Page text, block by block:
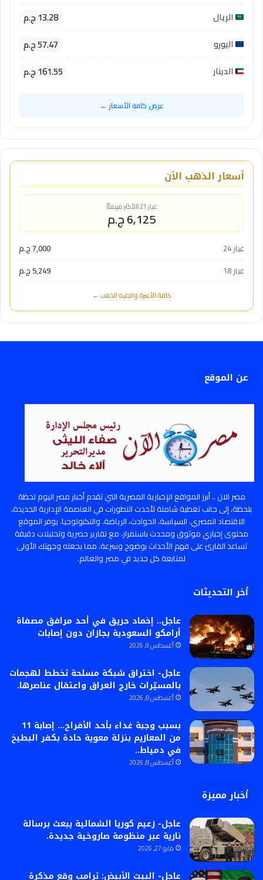
الريال 13.28 ج.م
اليورو 57.47 ج.م
الدينار 161.55 ج.م
عرض كافة الأسعار ←
أسعار الذهب الآن
عيار 21 (الأكثر مبيعاً)
6,125 ج.م
عيار 24
7,000 ج.م
عيار 18
5,249 ج.م
كافة الأعيرة والجنيه الذهب ←
عن الموقع
مصر الان .. أبرز المواقع الإخبارية المصرية التي تقدم أخبار مصر اليوم لحظة
بلحظة، إلى جانب تغطية شاملة لأحدث التطورات في العاصمة الإدارية الجديدة،
الاقتصاد المصري، السياسة، الحوادث، الرياضة، والتكنولوجيا. يوفر الموقع
محتوى إخباري موثوق ومحدث باستمرار، مع تقارير حصرية وتحليلات دقيقة
تساعد القارئ على فهم الأحداث بوضوح وسرعة، مما يجعله وجهتك الأولى
لمتابعة كل جديد في مصر والعالم.
أخر التحديثات
عاجل.. إخماد حريق في أحد مرافق مصفاة
أرامكو السعودية بجازان دون إصابات
أغسطس 9, 2026
عاجل- اختراق شبكة مسلحة تخطط لهجمات
بالمسيّرات خارج العراق واعتقال عناصرها.
أغسطس 8, 2026
بسبب وجبة غداء بأحد الأفراح… إصابة 11
من المعازيم بنزلة معوية حادة بكفر البطيخ
في دمياط..
أغسطس 8, 2026
أخبار مميزة
عاجل- زعيم كوريا الشمالية يبعث برسالة
نارية عبر منظومة صاروخية جديدة.
مايو 27, 2026
عاجل- البيت الأبيض: ترامب وقع مذكرة